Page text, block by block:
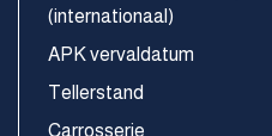
(internationaal)
APK vervaldatum
Tellerstand
Carrosserie